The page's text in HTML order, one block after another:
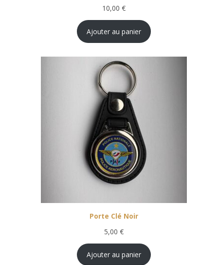
10,00 €
Ajouter au panier
Porte Clé Noir
5,00 €
Ajouter au panier